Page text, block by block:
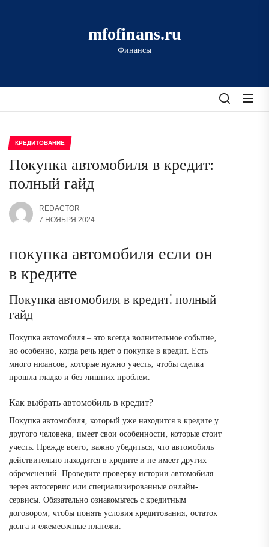
mfofinans.ru
Финансы
КРЕДИТОВАНИЕ
Покупка автомобиля в кредит:
полный гайд
REDACTOR
7 НОЯБРЯ 2024
покупка автомобиля если он
в кредите
Покупка автомобиля в кредит⁚ полный
гайд
Покупка автомобиля – это всегда волнительное событие‚
но особенно‚ когда речь идет о покупке в кредит. Есть
много нюансов‚ которые нужно учесть‚ чтобы сделка
прошла гладко и без лишних проблем.
Как выбрать автомобиль в кредит?
Покупка автомобиля‚ который уже находится в кредите у
другого человека‚ имеет свои особенности‚ которые стоит
учесть. Прежде всего‚ важно убедиться‚ что автомобиль
действительно находится в кредите и не имеет других
обременений. Проведите проверку истории автомобиля
через автосервис или специализированные онлайн-
сервисы. Обязательно ознакомьтесь с кредитным
договором‚ чтобы понять условия кредитования‚ остаток
долга и ежемесячные платежи.